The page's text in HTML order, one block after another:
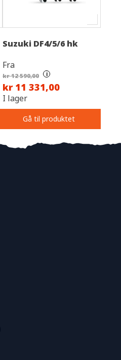
Suzuki DF4/5/6 hk
Fra
kr 12 590,00 i
kr 11 331,00
I lager
Gå til produktet